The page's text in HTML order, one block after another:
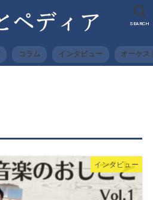
コラム インタビュー オーケス
SEARCH
インタビュー